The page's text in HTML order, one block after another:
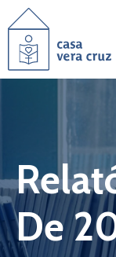
Casa
Projetos
Notícias
Documentos
De